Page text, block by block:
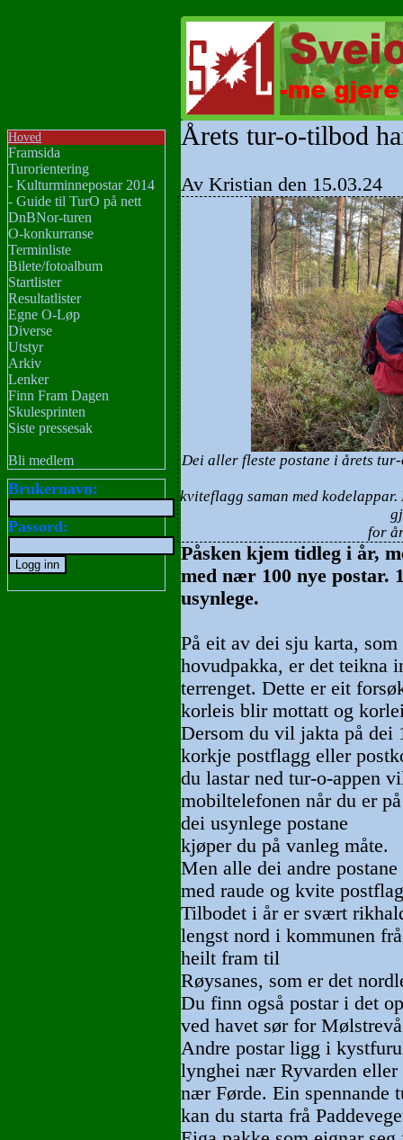
Hoved
Framsida
Turorientering
- Kulturminnepostar 2014
- Guide til TurO på nett
DnBNor-turen
O-konkurranse
Terminliste
Bilete/fotoalbum
Startlister
Resultatlister
Egne O-Løp
Diverse
Utstyr
Arkiv
Lenker
Finn Fram Dagen
Skulesprinten
Siste pressesak
Bli medlem
Brukernavn:
Passord:
Årets tur-o-tilbod
Av Kristian den 15.03.24
Dei aller fleste postane i årets
kviteflagg saman med
for
Påsken kjem tidleg i år,
med nær 100 nye postar.
usynlege.
På eit av dei sju karta,
hovudpakka, er det teikna
terrenget. Dette er eit
korleis blir mottatt og
Dersom du vil jakta på dei
korkje postflagg eller
du lastar ned tur-o-appen
mobiltelefonen når du er
dei usynlege postane
kjøper du på vanleg måte.
Men alle dei andre
med raude og kvite
Tilbodet i år er svært
lengst nord i kommunen
heilt fram til
Røysanes, som er det
Du finn også postar i det
ved havet sør for
Andre postar ligg i
lynghei nær Ryvarden
nær Førde. Ein spennande
kan du starta frå